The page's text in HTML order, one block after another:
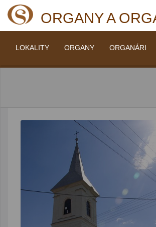
ORGANY A
LOKALITY ORGANY ORGANÁRI